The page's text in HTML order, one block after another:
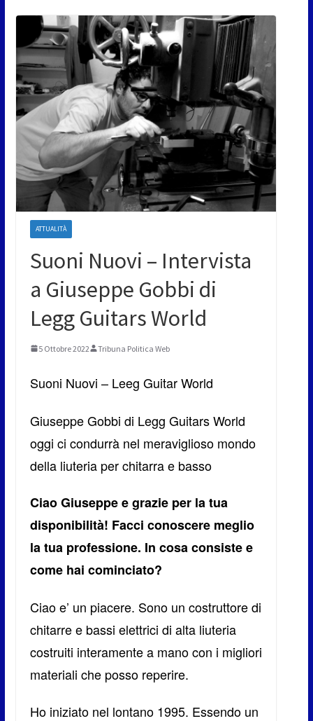
ATTUALITÀ
Suoni Nuovi – Intervista
a Giuseppe Gobbi di
Legg Guitars World
5 Ottobre 2022 Tribuna Politica Web
Suoni Nuovi – Leeg Guitar World
Giuseppe Gobbi di Legg Guitars World
oggi ci condurrà nel meraviglioso mondo
della liuteria per chitarra e basso
Ciao Giuseppe e grazie per la tua
disponibilità! Facci conoscere meglio
la tua professione. In cosa consiste e
come hai cominciato?
Ciao e’ un piacere. Sono un costruttore di
chitarre e bassi elettrici di alta liuteria
costruiti interamente a mano con i migliori
materiali che posso reperire.
Ho iniziato nel lontano 1995. Essendo un